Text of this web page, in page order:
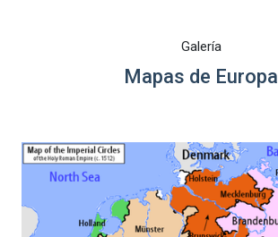
Galería
Mapas de Europa